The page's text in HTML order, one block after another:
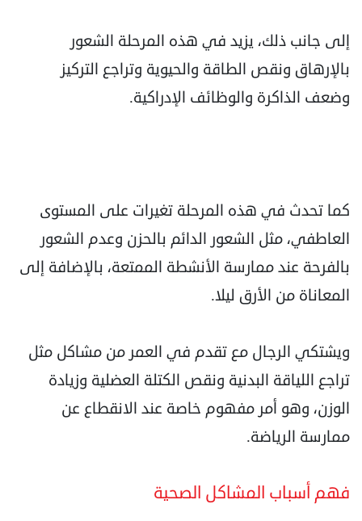
إلى جانب ذلك، يزيد في هذه المرحلة الشعور
بالإرهاق ونقص الطاقة والحيوية وتراجع التركيز
وضعف الذاكرة والوظائف الإدراكية.
كما تحدث في هذه المرحلة تغيرات على المستوى
العاطفي، مثل الشعور الدائم بالحزن وعدم الشعور
بالفرحة عند ممارسة الأنشطة الممتعة، بالإضافة إلى
المعاناة من الأرق ليلا.
ويشتكي الرجال مع تقدم في العمر من مشاكل مثل
تراجع اللياقة البدنية ونقص الكتلة العضلية وزيادة
الوزن، وهو أمر مفهوم خاصة عند الانقطاع عن
ممارسة الرياضة.
فهم أسباب المشاكل الصحية